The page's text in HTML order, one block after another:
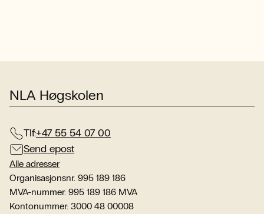
NLA Høgskolen
Tlf:+47 55 54 07 00
Send epost
Alle adresser
Organisasjonsnr. 995 189 186
MVA-nummer: 995 189 186 MVA
Kontonummer: 3000 48 00008